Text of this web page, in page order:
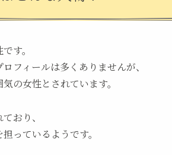
す。
フィールは多くありませんが、
の女性とされています。
おり、
っているようです。